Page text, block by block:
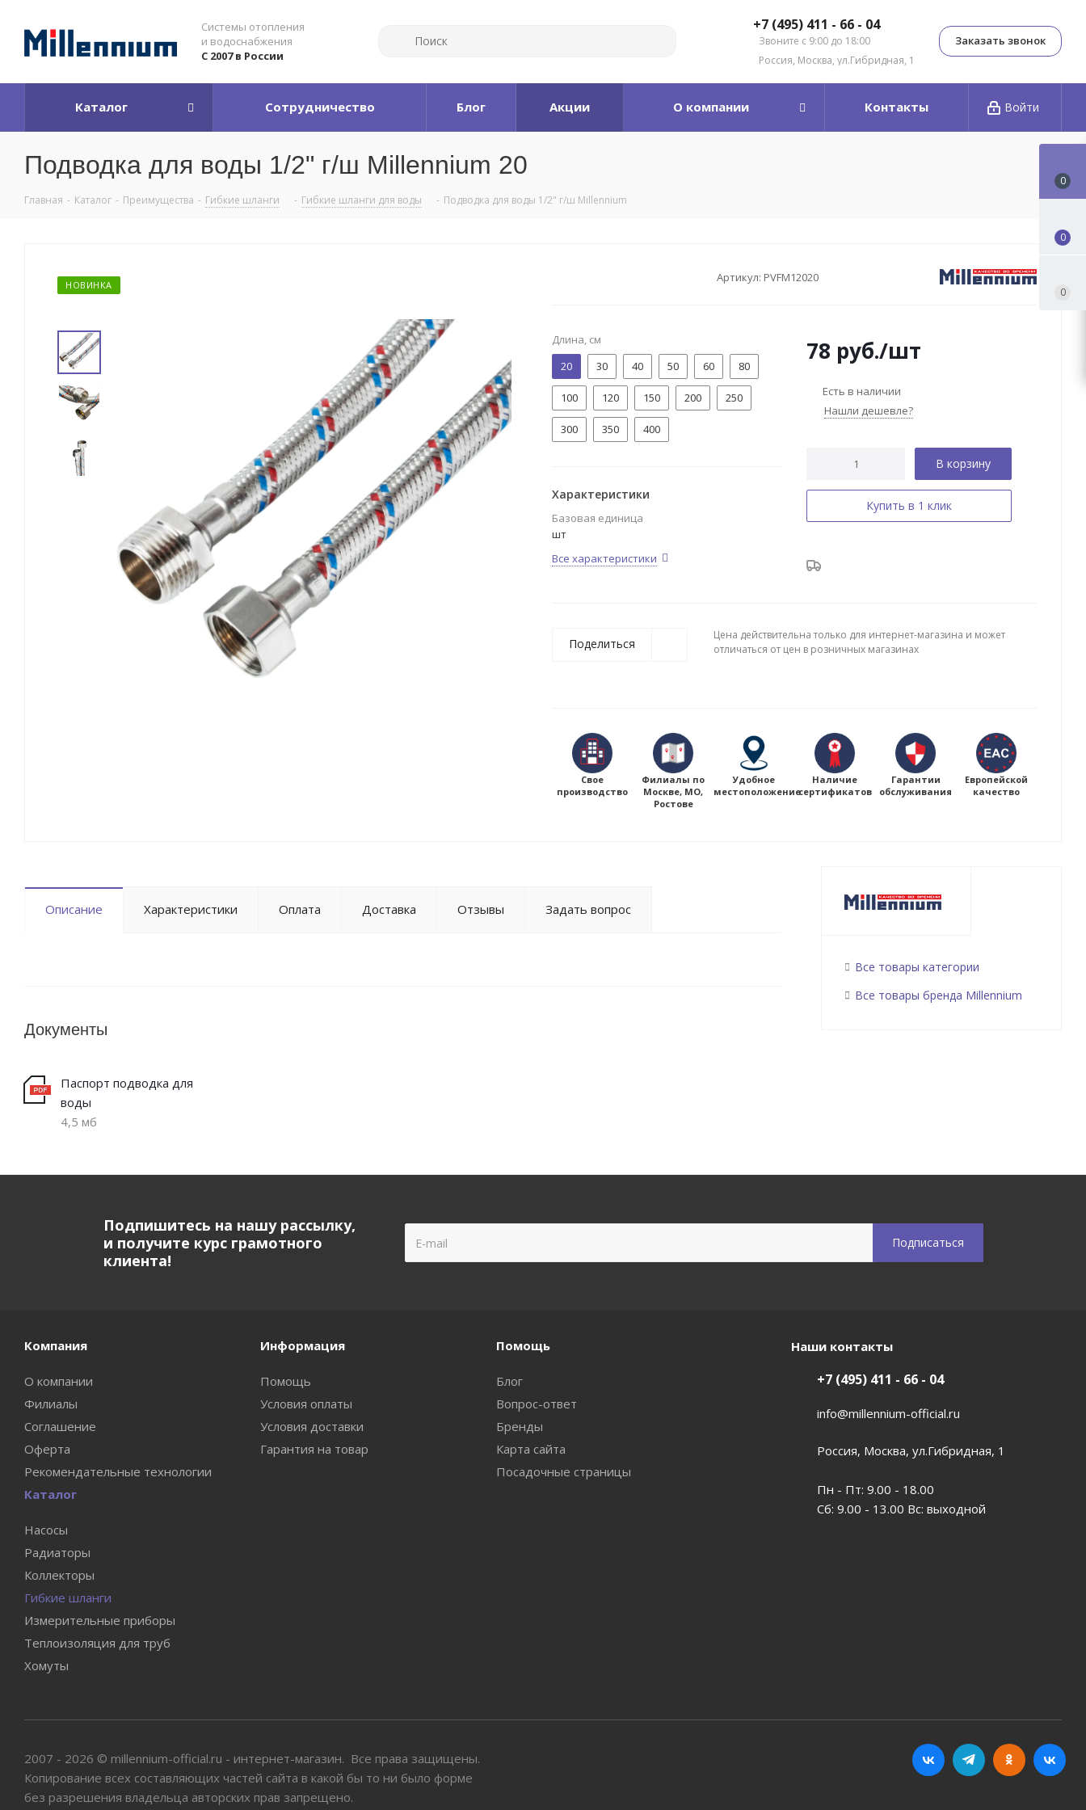
Системы отопления
и водоснабжения
С 2007 в России
+7 (495) 411 - 66 - 04
Звоните с 9:00 до 18:00
Россия, Москва, ул.Гибридная, 1
Заказать звонок
Войти
Каталог Сотрудничество Блог Акции О компании Контакты
Подводка для воды 1/2" г/ш Millennium 20
Главная - Каталог - Преимущества - Гибкие шланги - Гибкие шланги для воды - Подводка для воды 1/2" г/ш Millennium
НОВИНКА
Артикул: PVFM12020
Длина, см
20
30 40 50 60 80
100 120 150 200 250
300 350 400
Характеристики
Базовая единица
шт
Все характеристики
78 руб./шт
Есть в наличии
Нашли дешевле?
В корзину
Купить в 1 клик
Поделиться
Цена действительна только для интернет-магазина и может
отличаться от цен в розничных магазинах
Свое
производство
Филиалы по
Москве, МО,
Ростове
Удобное
местоположение
Наличие
сертификатов
Гарантии
обслуживания
Европейской
качество
Описание Характеристики Оплата Доставка Отзывы Задать вопрос
Документы
Паспорт подводка для
воды
4,5 мб
Все товары категории
Все товары бренда Millennium
Подпишитесь на нашу рассылку,
и получите курс грамотного
клиента!
Компания
О компании
Филиалы
Соглашение
Оферта
Рекомендательные технологии
Информация
Помощь
Условия оплаты
Условия доставки
Гарантия на товар
Помощь
Блог
Вопрос-ответ
Бренды
Карта сайта
Посадочные страницы
Каталог
Насосы
Радиаторы
Коллекторы
Гибкие шланги
Измерительные приборы
Теплоизоляция для труб
Хомуты
Наши контакты
+7 (495) 411 - 66 - 04
info@millennium-official.ru
Россия, Москва, ул.Гибридная, 1
Пн - Пт: 9.00 - 18.00
Сб: 9.00 - 13.00 Вс: выходной
2007 - 2026 © millennium-official.ru - интернет-магазин. Все права защищены.
Копирование всех составляющих частей сайта в какой бы то ни было форме
без разрешения владельца авторских прав запрещено.
0
0
0